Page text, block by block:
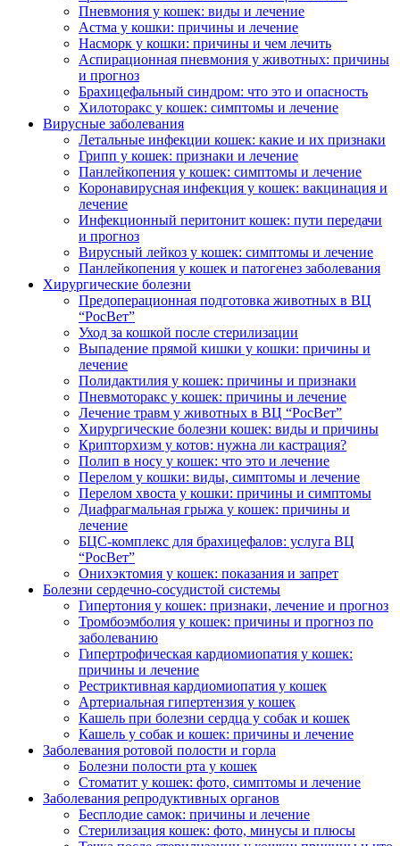
Пневмония у кошек: виды и лечение
Астма у кошки: причины и лечение
Насморк у кошки: причины и чем лечить
Аспирационная пневмония у животных: причины
и прогноз
Брахицефальный синдром: что это и опасность
Хилоторакс у кошек: симптомы и лечение
Вирусные заболевания
Летальные инфекции кошек: какие и их признаки
Грипп у кошек: признаки и лечение
Панлейкопения у кошек: симптомы и лечение
Коронавирусная инфекция у кошек: вакцинация и
лечение
Инфекционный перитонит кошек: пути передачи
и прогноз
Вирусный лейкоз у кошек: симптомы и лечение
Панлейкопения у кошек и патогенез заболевания
Хирургические болезни
Предоперационная подготовка животных в ВЦ
“РосВет”
Уход за кошкой после стерилизации
Выпадение прямой кишки у кошки: причины и
лечение
Полидактилия у кошек: причины и признаки
Пневмоторакс у кошек: причины и лечение
Лечение травм у животных в ВЦ “РосВет”
Хирургические болезни кошек: виды и причины
Крипторхизм у котов: нужна ли кастрация?
Полип в носу у кошек: что это и лечение
Перелом у кошки: виды, симптомы и лечение
Перелом хвоста у кошки: причины и симптомы
Диафрагмальная грыжа у кошек: причины и
лечение
БЦС-комплекс для брахицефалов: услуга ВЦ
“РосВет”
Онихэктомия у кошек: показания и запрет
Болезни сердечно-сосудистой системы
Гипертония у кошек: признаки, лечение и прогноз
Тромбоэмболия у кошек: причины и прогноз по
заболеванию
Гипертрофическая кардиомиопатия у кошек:
причины и лечение
Рестриктивная кардиомиопатия у кошек
Артериальная гипертензия у кошек
Кашель при болезни сердца у собак и кошек
Кашель у собак и кошек: причины и лечение
Заболевания ротовой полости и горла
Болезни полости рта у кошек
Стоматит у кошек: фото, симптомы и лечение
Заболевания репродуктивных органов
Бесплодие самок: причины и лечение
Стерилизация кошек: фото, минусы и плюсы